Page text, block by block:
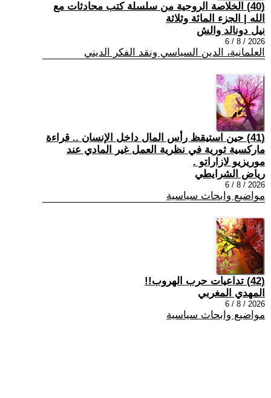
(40) الخلاصة الروحية من سلسلة كتب محادثات مع
الله | الجزء المائة وثلاثة
نيل دونالد والش
2026 / 8 / 6
العلمانية، الدين السياسي ونقد الفكر الديني
(41) حين استيقظ رأس المال داخل الإنسان .. قراءة
ماركسية ثورية في نظرية العمل غير المادي عند
موريزيو لازاراتو .
رياض الشرايطي
2026 / 8 / 6
مواضيع وابحاث سياسية
(42) تداعيات حرب الهروب!!
المهدي المغربي
2026 / 8 / 6
مواضيع وابحاث سياسية